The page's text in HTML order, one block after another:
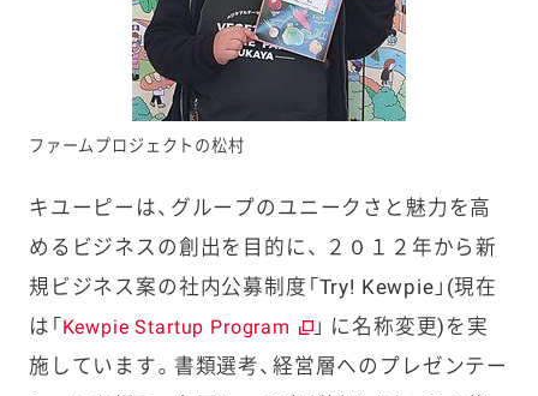
ファームプロジェクトの松村
キユーピーは、グループのユニークさと魅力を高
めるビジネスの創出を目的に、 ２０１２年から新
規ビジネス案の社内公募制度「Try! Kewpie」(現在
は「 Kewpie Startup Program
」 に名称変更)を実
施しています。書類選考、経営層へのプレゼンテー